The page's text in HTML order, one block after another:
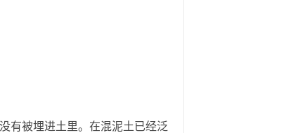
有被埋进土里。在混泥土已经泛